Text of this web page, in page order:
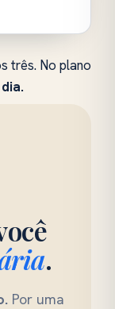
três. No plano
.
Por uma